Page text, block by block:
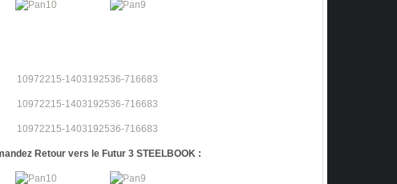
Retour vers le Futur 3 STEELBOOK :